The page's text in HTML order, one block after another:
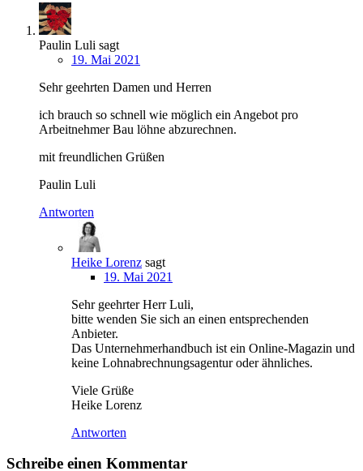
Paulin Luli sagt
19. Mai 2021
Sehr geehrten Damen und Herren
ich brauch so schnell wie möglich ein Angebot pro
Arbeitnehmer Bau löhne abzurechnen.
mit freundlichen Grüßen
Paulin Luli
Antworten
Heike Lorenz sagt
19. Mai 2021
Sehr geehrter Herr Luli,
bitte wenden Sie sich an einen entsprechenden
Anbieter.
Das Unternehmerhandbuch ist ein Online-Magazin und
keine Lohnabrechnungsagentur oder ähnliches.
Viele Grüße
Heike Lorenz
Antworten
Schreibe einen Kommentar